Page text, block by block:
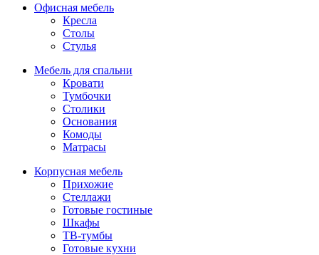
Офисная мебель
Кресла
Столы
Стулья
Мебель для спальни
Кровати
Тумбочки
Столики
Основания
Комоды
Матрасы
Корпусная мебель
Прихожие
Стеллажи
Готовые гостиные
Шкафы
ТВ-тумбы
Готовые кухни